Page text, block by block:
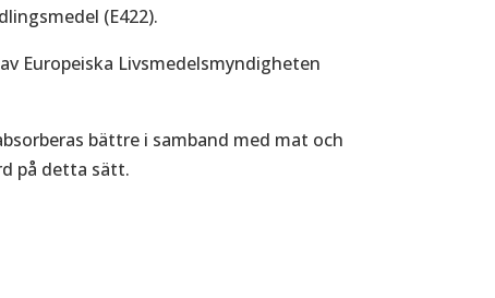
(E422).
Europeiska Livsmedelsmyndigheten
bättre i samband med mat och
på detta sätt.